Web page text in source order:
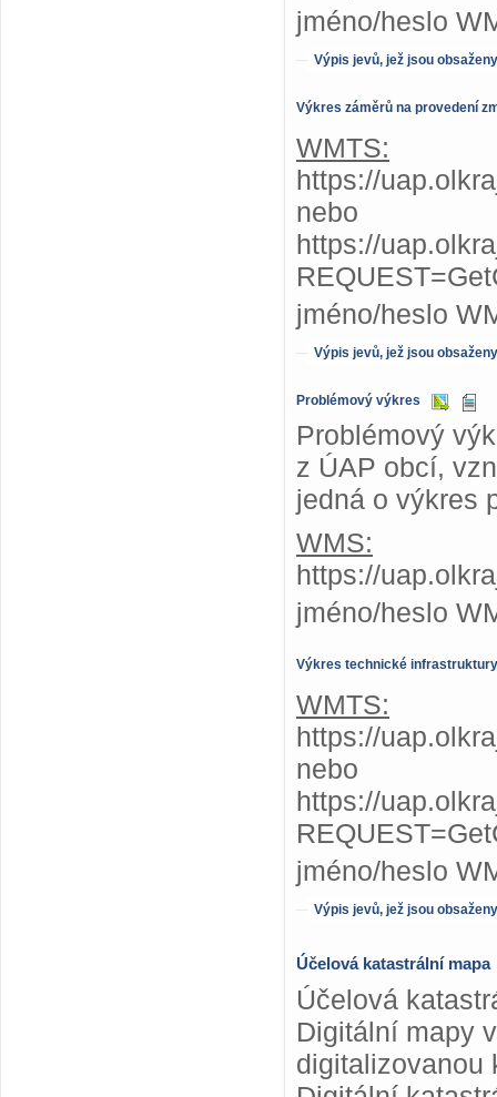
jméno/heslo
Výpis jevů, jež jsou
Výkres záměrů na provedení
WMTS:
https://
nebo
https://
jméno/heslo
Výpis jevů, jež jsou
Problémový výkres
Problémový
z ÚAP obcí,
jedná o výkres
WMS:
https://
jméno/heslo
Výkres technické infrastruktury
WMTS:
https://
nebo
https://
jméno/heslo
Výpis jevů, jež jsou
Účelová katastrální mapa
Účelová
Digitální mapy
digitalizovanou